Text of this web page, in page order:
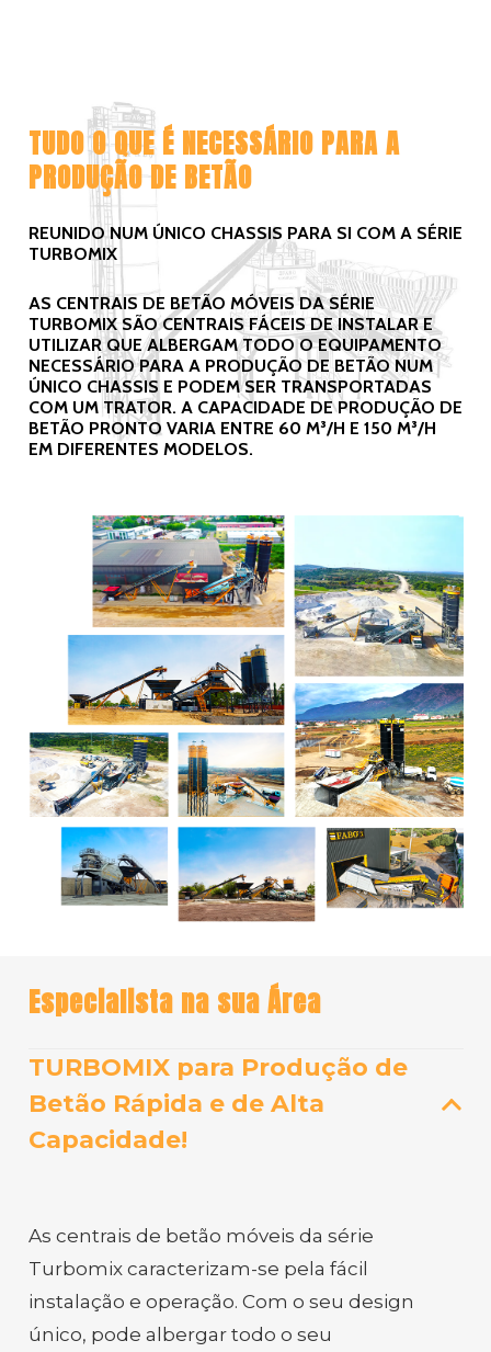
TUDO O QUE É NECESSÁRIO PARA A
PRODUÇÃO DE BETÃO
REUNIDO NUM ÚNICO CHASSIS PARA SI COM A SÉRIE
TURBOMIX
AS CENTRAIS DE BETÃO MÓVEIS DA SÉRIE
TURBOMIX SÃO CENTRAIS FÁCEIS DE INSTALAR E
UTILIZAR QUE ALBERGAM TODO O EQUIPAMENTO
NECESSÁRIO PARA A PRODUÇÃO DE BETÃO NUM
ÚNICO CHASSIS E PODEM SER TRANSPORTADAS
COM UM TRATOR. A CAPACIDADE DE PRODUÇÃO DE
BETÃO PRONTO VARIA ENTRE 60 M³/H E 150 M³/H
EM DIFERENTES MODELOS.
Especialista na sua Área
TURBOMIX para Produção de
Betão Rápida e de Alta
Capacidade!
As centrais de betão móveis da série
Turbomix caracterizam-se pela fácil
instalação e operação. Com o seu design
único, pode albergar todo o seu